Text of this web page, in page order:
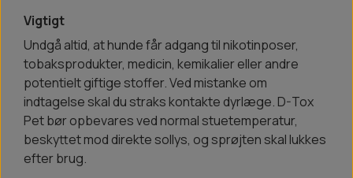
Vigtigt
Undgå altid, at hunde får adgang til nikotinposer,
tobaksprodukter, medicin, kemikalier eller andre
potentielt giftige stoffer. Ved mistanke om
indtagelse skal du straks kontakte dyrlæge. D-Tox
Pet bør opbevares ved normal stuetemperatur,
beskyttet mod direkte sollys, og sprøjten skal lukkes
efter brug.